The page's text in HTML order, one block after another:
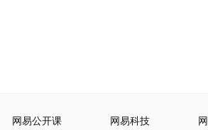
网易公开课 网易科技